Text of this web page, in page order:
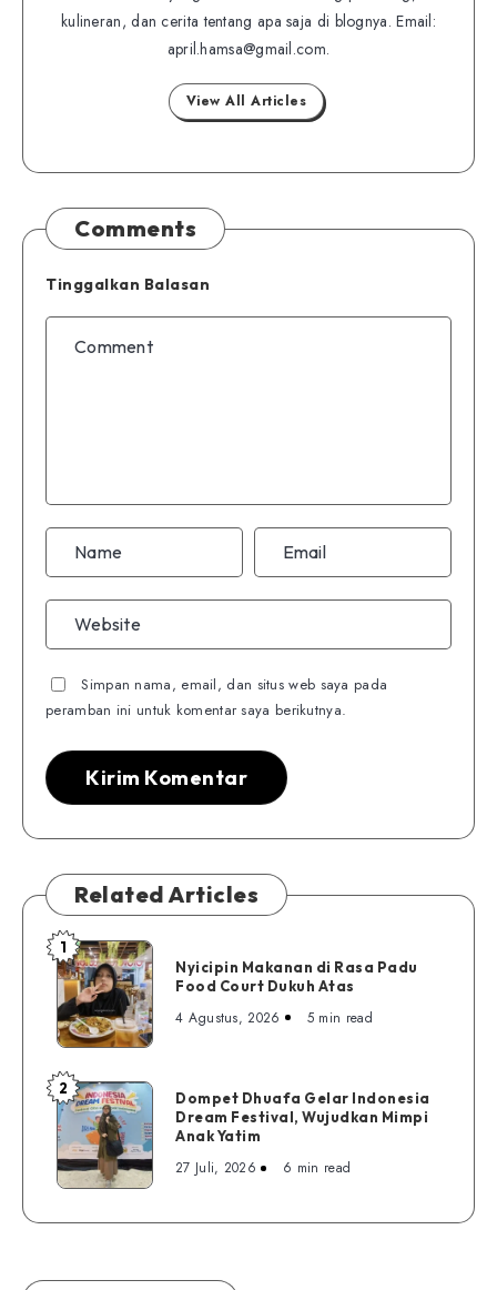
Facebook
kulineran, dan cerita tentang apa saja di blognya. Email:
april.hamsa@gmail.com.
View All Articles
Comments
Tinggalkan Balasan
Simpan nama, email, dan situs web saya pada
peramban ini untuk komentar saya berikutnya.
Related Articles
Nyicipin
Makanan
di
Rasa
Padu
Food
Court
Dukuh
Atas
1
Nyicipin Makanan di Rasa Padu
Food Court Dukuh Atas
4 Agustus, 2026 5 min read
Dompet
Dhuafa
Gelar
Indonesia
Dream
Festival,
2
Dompet Dhuafa Gelar Indonesia
Dream Festival, Wujudkan Mimpi
Anak Yatim
27 Juli, 2026 6 min read